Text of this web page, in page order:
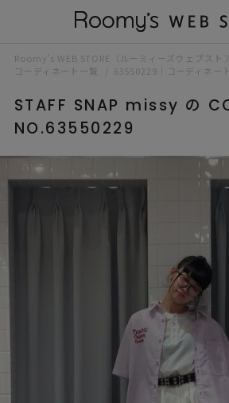
Roomy’s WEB STORE（ルーミィーズウェブストア
コーディネート一覧
63550229｜コーディネー
STAFF SNAP missy の
NO.63550229